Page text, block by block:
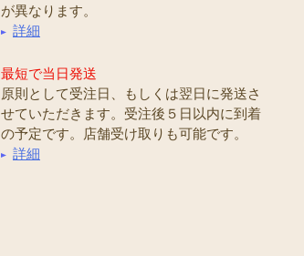
が異なります。
詳細
最短で当日発送
原則として受注日、もしくは翌日に発送さ
せていただきます。受注後５日以内に到着
の予定です。店舗受け取りも可能です。
詳細